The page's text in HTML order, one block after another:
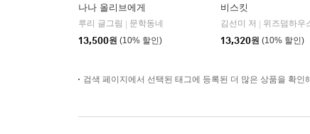
나나 올리브에게
루리 글그림
문학동네
13,500원 (10% 할인)
비스킷
김선미 저
위즈덤하우
13,320원 (10% 할인)
검색 페이지에서 선택된 태그에 등록된 더 많은 상품을 확인